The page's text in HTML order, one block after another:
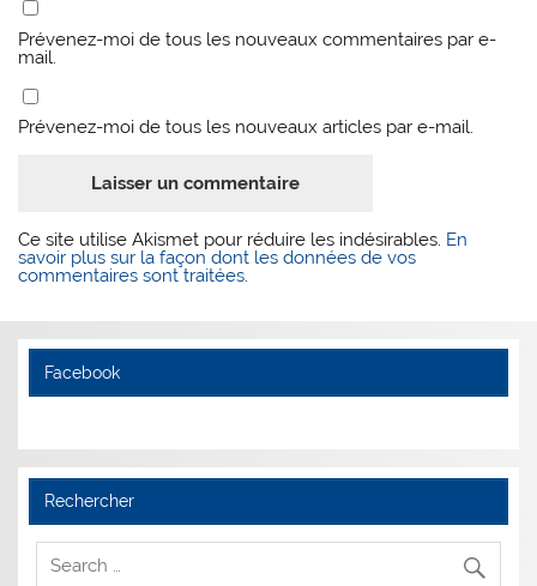
Prévenez-moi de tous les nouveaux commentaires par e-
mail.
Prévenez-moi de tous les nouveaux articles par e-mail.
Ce site utilise Akismet pour réduire les indésirables. En
savoir plus sur la façon dont les données de vos
commentaires sont traitées
Facebook
Rechercher